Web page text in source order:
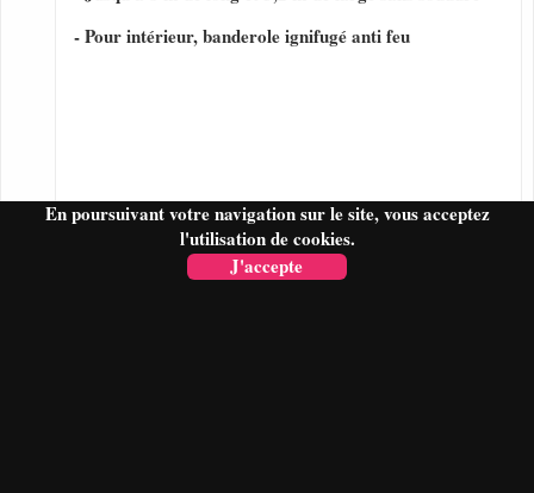
En poursuivant votre navigation sur le site, vous acceptez
l'utilisation de cookies.
J'accepte
- Pour intérieur, banderole ignifugé anti feu